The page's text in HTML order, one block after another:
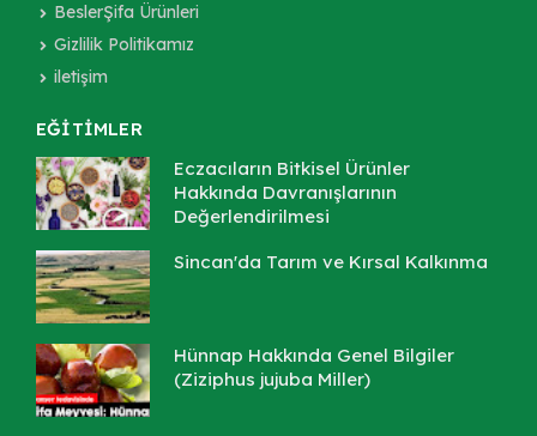
BeslerŞifa Ürünleri
Gizlilik Politikamız
iletişim
EĞİTİMLER
Eczacıların Bitkisel Ürünler
Hakkında Davranışlarının
Değerlendirilmesi
Sincan'da Tarım ve Kırsal Kalkınma
Hünnap Hakkında Genel Bilgiler
(Ziziphus jujuba Miller)